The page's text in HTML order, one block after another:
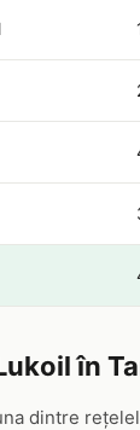
în
dintre